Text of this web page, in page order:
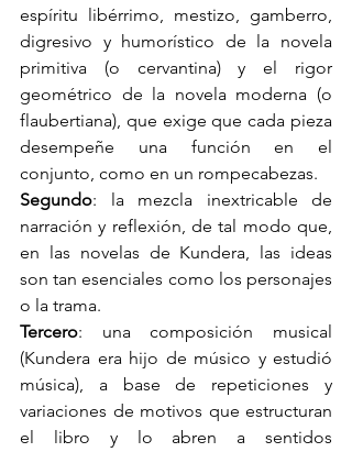
espíritu libérrimo, mestizo, gamberro,
digresivo y humorístico de la novela
primitiva (o cervantina) y el rigor
geométrico de la novela moderna (o
flaubertiana), que exige que cada pieza
desempeñe una función en el
conjunto, como en un rompecabezas.
Segundo: la mezcla inextricable de
narración y reflexión, de tal modo que,
en las novelas de Kundera, las ideas
son tan esenciales como los personajes
o la trama.
Tercero: una composición musical
(Kundera era hijo de músico y estudió
música), a base de repeticiones y
variaciones de motivos que estructuran
el libro y lo abren a sentidos